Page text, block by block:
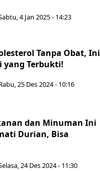
4 Jan 2025 - 14:23
Tanpa Obat, Ini
yang Terbukti!
25 Des 2024 - 10:16
dan Minuman Ini
Durian, Bisa
24 Des 2024 - 11:30